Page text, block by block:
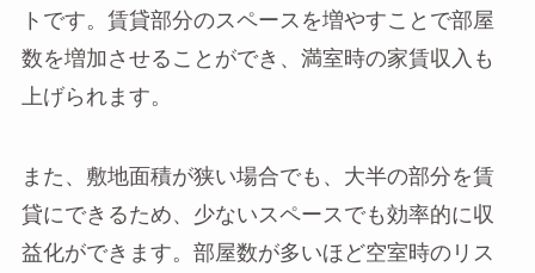
トです。賃貸部分のスペースを増やすことで部屋
数を増加させることができ、満室時の家賃収入も
上げられます。
また、敷地面積が狭い場合でも、大半の部分を賃
貸にできるため、少ないスペースでも効率的に収
益化ができます。部屋数が多いほど空室時のリス